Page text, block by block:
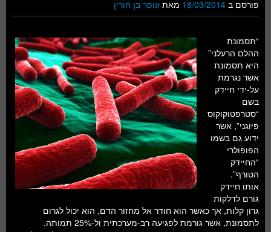
פורסם ב 18/03/2014 מאת עופר בן חורין
“תסמונת
ההלם הרעלני”
היא תסמונת
אשר נגרמת
על-ידי חיידק
בשם
“סטרפטוקוקוס
פיוגני”, אשר
ידוע גם בשמו
הפופולרי
“החיידק
הטורף”.
אותו חיידק
גורם לדלקות
גרון קלות, אך כאשר הוא חודר אל מחזור הדם, הוא יכול לגרום
לתסמונת, אשר גורמת לפגיעה רב-מערכתית ול-25% תמותה.